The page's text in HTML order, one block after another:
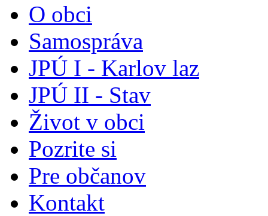
O obci
Samospráva
JPÚ I - Karlov laz
JPÚ II - Stav
Život v obci
Pozrite si
Pre občanov
Kontakt